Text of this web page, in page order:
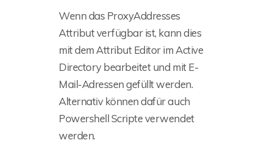
Wenn das ProxyAddresses
Attribut verfügbar ist, kann dies
mit dem Attribut Editor im Active
Directory bearbeitet und mit E-
Mail-Adressen gefüllt werden.
Alternativ können dafür auch
Powershell Scripte verwendet
werden.